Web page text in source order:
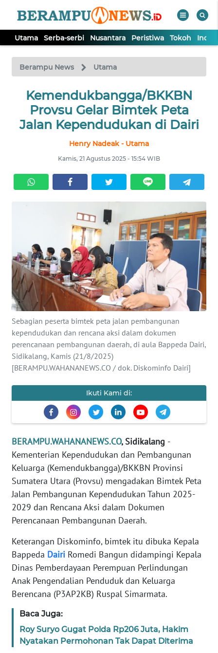
Utama Serba-serbi Nusantara Peristiwa Tokoh
Berampu News Utama
Kemendukbangga/BKKBN
Provsu Gelar Bimtek Peta
Jalan Kependudukan di Dairi
Henry Nadeak - Utama
Kamis, 21 Agustus 2025 - 15:54 WIB
Sebagian peserta bimtek peta jalan pembangunan
kependudukan dan rencana aksi dalam dokumen
perencanaan pembangunan daerah, di aula Bappeda Dairi,
Sidikalang, Kamis (21/8/2025)
[BERAMPU.WAHANANEWS.CO / dok. Diskominfo Dairi]
Ikuti Kami di:
BERAMPU.WAHANANEWS.CO, Sidikalang -
Kementerian Kependudukan dan Pembangunan
Keluarga (Kemendukbangga)/BKKBN Provinsi
Sumatera Utara (Provsu) mengadakan Bimtek Peta
Jalan Pembangunan Kependudukan Tahun 2025-
2029 dan Rencana Aksi dalam Dokumen
Perencanaan Pembangunan Daerah.
Keterangan Diskominfo, bimtek itu dibuka Kepala
Bappeda Dairi Romedi Bangun didampingi Kepala
Dinas Pemberdayaan Perempuan Perlindungan
Anak Pengendalian Penduduk dan Keluarga
Berencana (P3AP2KB) Ruspal Simarmata.
Baca Juga:
Roy Suryo Gugat Polda Rp206 Juta, Hakim
Nyatakan Permohonan Tak Dapat Diterima
Tutup
UTAMA
SERBA-
SERBI
PERISTIWA
INDEKS
BERITA
KONTAK
KAMI
INFO
IKLAN
TENTANG
SIBER
REDAKSI
KARIR
DISCLAIMER
News
Regional
WN
SUMUT
JAKARTA
WN